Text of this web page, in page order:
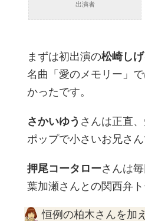
出演者
まずは初出演の松崎し
名曲「愛のメモリー」
かったです。
さかいゆう さんは正直
ポップで小さいお兄さん
押尾コータローさんは
葉加瀬さんとの関西弁
恒例の柏木さんを加